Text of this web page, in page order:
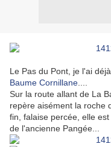
Le Pas du Pont, je l'ai
Baume Cornillane
Sur la route allant de La
repère aisément la roche
fin, falaise percée, elle
de l'ancienne Pangée...